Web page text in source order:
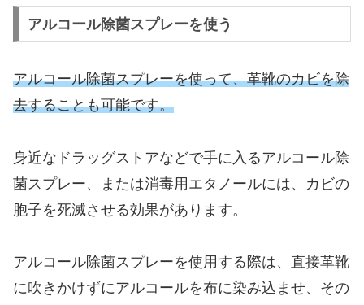
アルコール除菌スプレーを使う
アルコール除菌スプレーを使って、革靴のカビを除
去することも可能です。
身近なドラッグストアなどで手に入るアルコール除
菌スプレー、または消毒用エタノールには、カビの
胞子を死滅させる効果があります。
アルコール除菌スプレーを使用する際は、直接革靴
に吹きかけずにアルコールを布に染み込ませ、その